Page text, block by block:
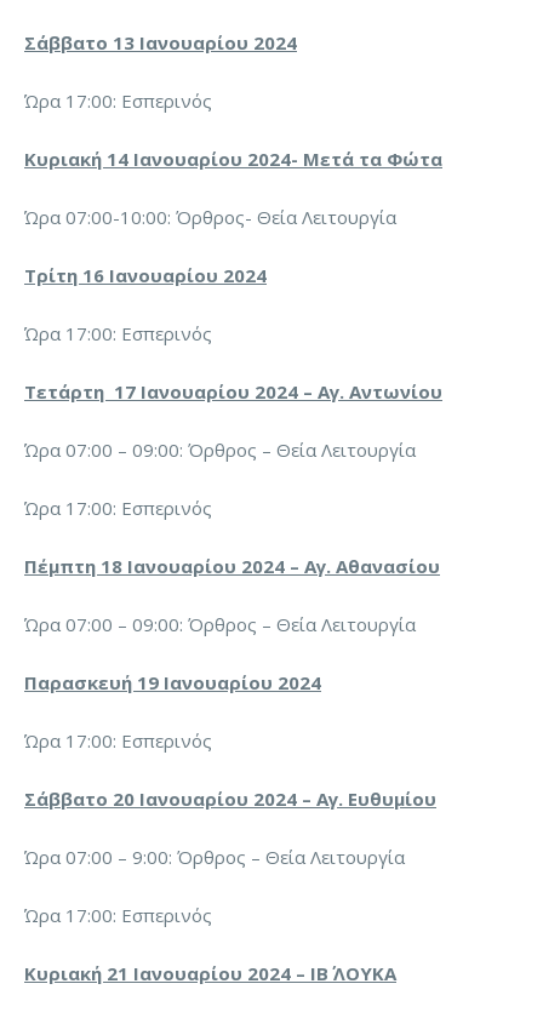
Σάββατο 13 Ιανουαρίου 2024
Ώρα 17:00: Εσπερινός
Κυριακή 14 Ιανουαρίου 2024- Μετά τα Φώτα
Ώρα 07:00-10:00: Όρθρος- Θεία Λειτουργία
Τρίτη 16 Ιανουαρίου 2024
Ώρα 17:00: Εσπερινός
Τετάρτη 17 Ιανουαρίου 2024 – Αγ. Αντωνίου
Ώρα 07:00 – 09:00: Όρθρος – Θεία Λειτουργία
Ώρα 17:00: Εσπερινός
Πέμπτη 18 Ιανουαρίου 2024 – Αγ. Αθανασίου
Ώρα 07:00 – 09:00: Όρθρος – Θεία Λειτουργία
Παρασκευή 19 Ιανουαρίου 2024
Ώρα 17:00: Εσπερινός
Σάββατο 20 Ιανουαρίου 2024 – Αγ. Ευθυμίου
Ώρα 07:00 – 9:00: Όρθρος – Θεία Λειτουργία
Ώρα 17:00: Εσπερινός
Κυριακή 21 Ιανουαρίου 2024 – ΙΒ΄ ΛΟΥΚΑ